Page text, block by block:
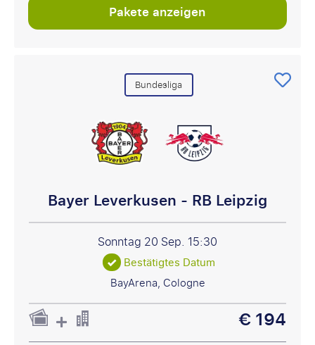
Pakete anzeigen
Bundesliga
Bayer Leverkusen - RB Leipzig
Sonntag 20 Sep. 15:30
Bestätigtes Datum
BayArena, Cologne
€ 194